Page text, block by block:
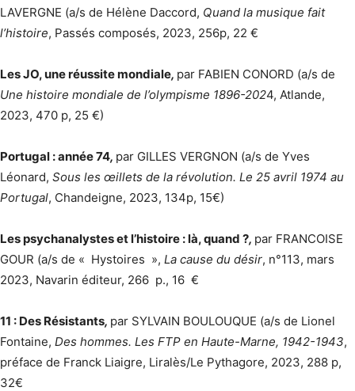
LAVERGNE (a/s de Hélène Daccord, Quand la musique fait
l’histoire, Passés composés, 2023, 256p, 22 €
Les JO, une réussite mondiale, par FABIEN CONORD (a/s de
Une histoire mondiale de l’olympisme 1896-2024, Atlande,
2023, 470 p, 25 €)
Portugal : année 74, par GILLES VERGNON (a/s de Yves
Léonard, Sous les œillets de la révolution. Le 25 avril 1974 au
Portugal, Chandeigne, 2023, 134p, 15€)
Les psychanalystes et l’histoire : là, quand ?, par FRANCOISE
GOUR (a/s de « Hystoires », La cause du désir, n°113, mars
2023, Navarin éditeur, 266 p., 16 €
11 : Des Résistants, par SYLVAIN BOULOUQUE (a/s de Lionel
Fontaine, Des hommes. Les FTP en Haute-Marne, 1942-1943,
préface de Franck Liaigre, Liralès/Le Pythagore, 2023, 288 p,
32€